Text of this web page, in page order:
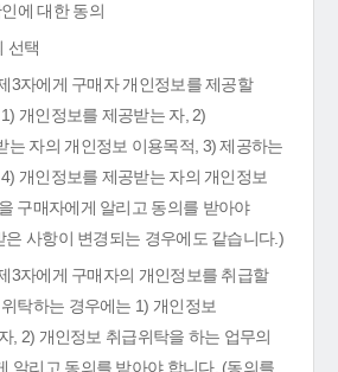
에 대한 동의
선택
3자에게 구매자 개인정보를 제공할
개인정보를 제공받는 자, 2)
는 자의 개인정보 이용목적, 3) 제공하는
개인정보를 제공받는 자의 개인정보
구매자에게 알리고 동의를 받아야
은 사항이 변경되는 경우에도 같습니다.)
3자에게 구매자의 개인정보를 취급할
탁하는 경우에는 1) 개인정보
, 2) 개인정보 취급위탁을 하는 업무의
알리고 동의를 받아야 합니다. (동의를